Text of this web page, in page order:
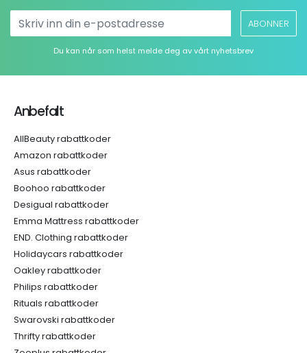
ABONNER
Du kan når som helst melde deg av vårt nyhetsbrev
Anbefalt
AllBeauty rabattkoder
Amazon rabattkoder
Asus rabattkoder
Boohoo rabattkoder
Desigual rabattkoder
Emma Mattress rabattkoder
END. Clothing rabattkoder
Holidaycars rabattkoder
Oakley rabattkoder
Philips rabattkoder
Rituals rabattkoder
Swarovski rabattkoder
Thrifty rabattkoder